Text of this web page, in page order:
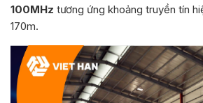
100MHz tương ứng khoảng truyền tín
170m.